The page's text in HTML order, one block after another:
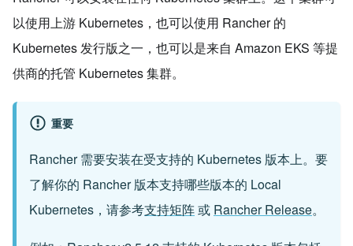
以使用上游 Kubernetes，也可以使用 Rancher 的
Kubernetes 发行版之一，也可以是来自 Amazon EKS 等提
供商的托管 Kubernetes 集群。
重要
Rancher 需要安装在受支持的 Kubernetes 版本上。要
了解你的 Rancher 版本支持哪些版本的 Local
Kubernetes，请参考支持矩阵或 Rancher Release。